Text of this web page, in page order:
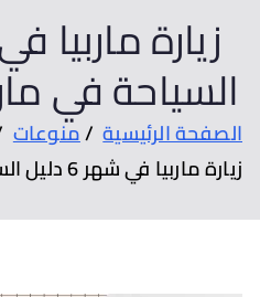
في
الرئيسية
منوعات
6 دليل السياحة في ماربيا شهر يونيو